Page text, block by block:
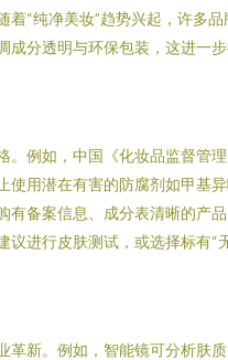
“纯净美妆”趋势兴起，许多品
成分透明与环保包装，这进一
。例如，中国《化妆品监督管
使用潜在有害的防腐剂如甲基
有备案信息、成分表清晰的产
议进行皮肤测试，或选择标有“
革新。例如，智能镜可分析肤